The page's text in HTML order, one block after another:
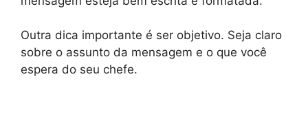
Outra dica importante é ser objetivo. Seja claro
sobre o assunto da mensagem e o que você
espera do seu chefe.